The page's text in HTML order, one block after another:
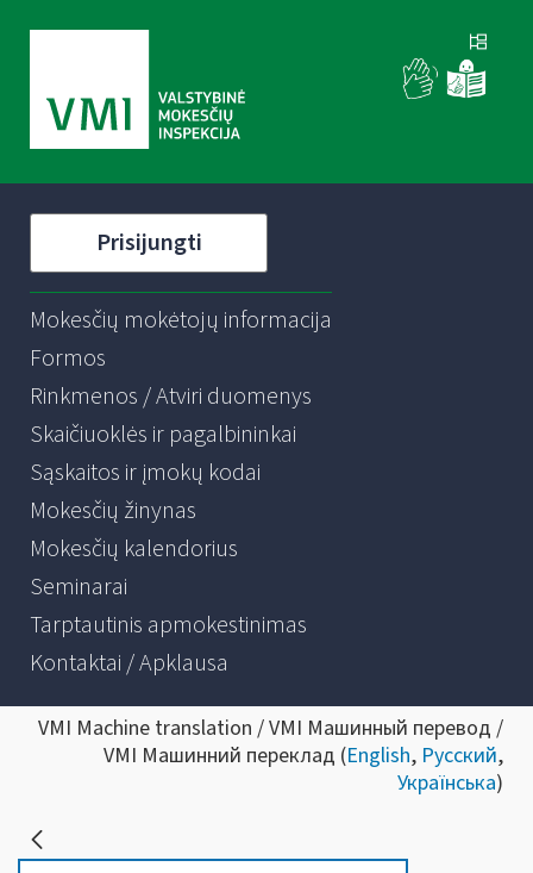
Prisijungti
Mokesčių mokėtojų informacija
Formos
Rinkmenos / Atviri duomenys
Skaičiuoklės ir pagalbininkai
Sąskaitos ir įmokų kodai
Mokesčių žinynas
Mokesčių kalendorius
Seminarai
Tarptautinis apmokestinimas
Kontaktai / Apklausa
VMI Machine translation / VMI Машинный перевод /
VMI Машинний переклад (English, Русский,
Українська)